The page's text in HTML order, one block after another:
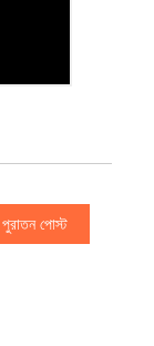
পুরাতন পোস্ট